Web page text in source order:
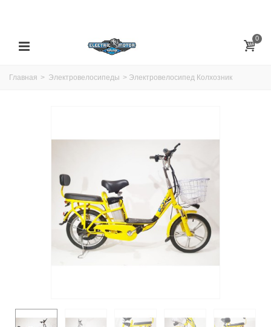
0
Главная > Электровелосипеды > Электровелосипед Колхозник